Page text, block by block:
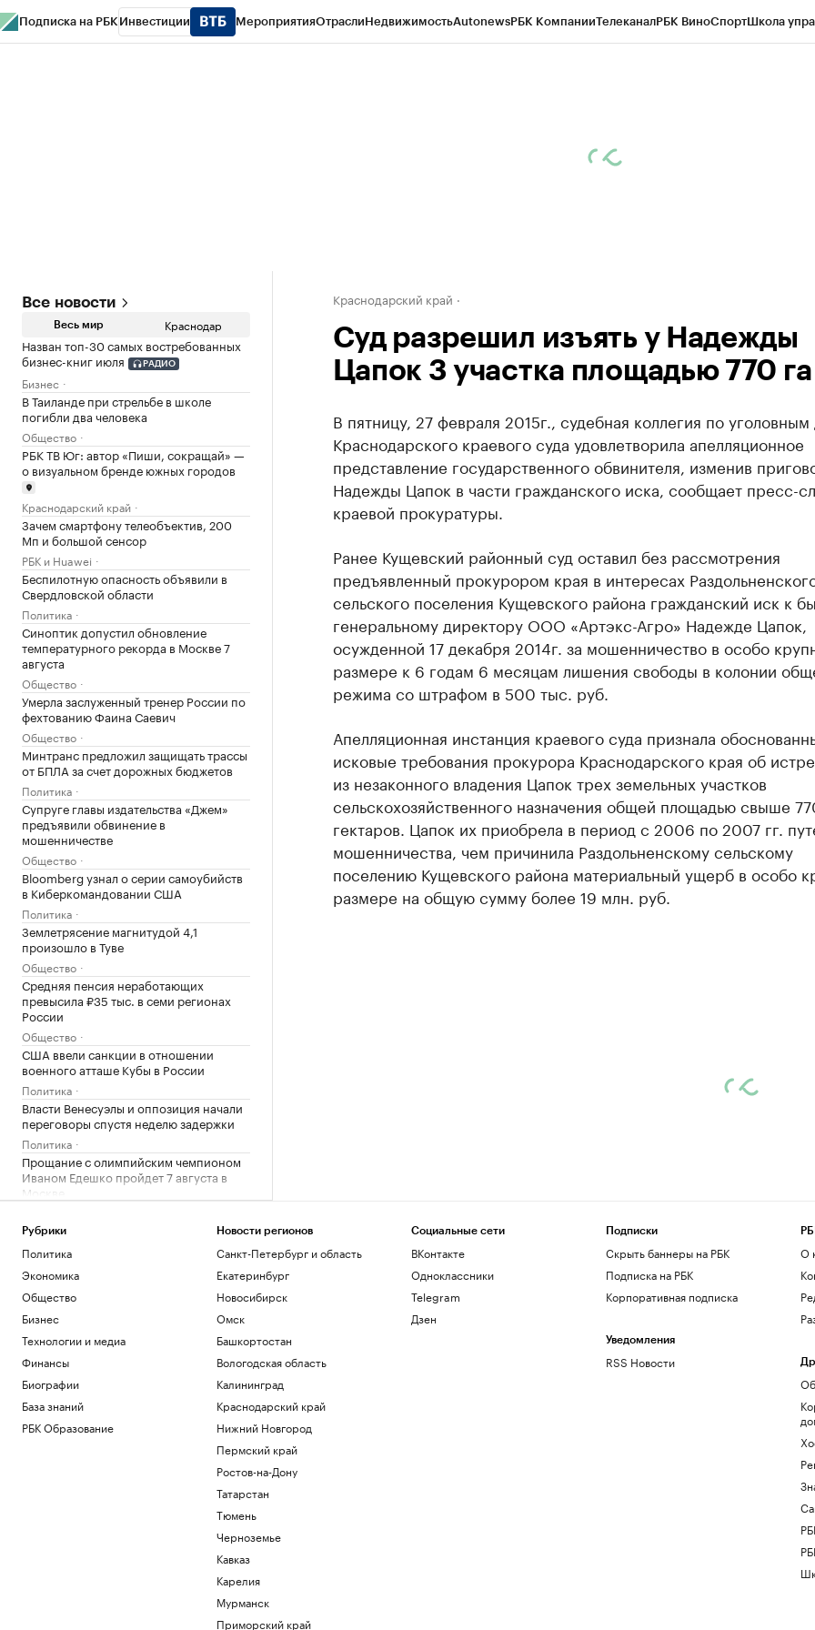
Подписка на РБК Инвестиции МероприятияОтраслиНедвижимостьAutonewsРБК КомпанииТелеканалРБК ВиноСпортШкола
Все новости
Весь мир Краснодар
Назван топ-30 самых востребованных
бизнес-книг июля
РАДИО
Бизнес
В Таиланде при стрельбе в школе
погибли два человека
Общество
РБК ТВ Юг: автор «Пиши, сокращай» —
о визуальном бренде южных городов
Краснодарский край
Зачем смартфону телеобъектив, 200
Мп и большой сенсор
РБК и Huawei
Беспилотную опасность объявили в
Свердловской области
Политика
Синоптик допустил обновление
температурного рекорда в Москве 7
августа
Общество
Умерла заслуженный тренер России по
фехтованию Фаина Саевич
Общество
Минтранс предложил защищать трассы
от БПЛА за счет дорожных бюджетов
Политика
Супруге главы издательства «Джем»
предъявили обвинение в
мошенничестве
Общество
Bloomberg узнал о серии самоубийств
в Киберкомандовании США
Политика
Землетрясение магнитудой 4,1
произошло в Туве
Общество
Средняя пенсия неработающих
превысила ₽35 тыс. в семи регионах
России
Общество
США ввели санкции в отношении
военного атташе Кубы в России
Политика
Власти Венесуэлы и оппозиция начали
переговоры спустя неделю задержки
Политика
Прощание с олимпийским чемпионом
Иваном Едешко пройдет 7 августа в
Москве
В США в аэропорту задержали
мужчину, угрожавшего взорвать бомбу
на рейсе
Общество
Во Внуково предупредили о задержках
рейсов из-за грозы
Общество
В Саудовской Аравии сообщили об 11
пострадавших при атаках хуситов
Политика
В Турции заявили, что Европа
потребовала подтверждать
происхождение газа
Краснодарский край
Суд разрешил изъять у Надежды
Цапок 3 участка площадью 770 га
В пятницу, 27 февраля 2015г., судебная коллегия по
Краснодарского краевого суда удовлетворила апелляционное
представление государственного обвинителя, изменив
Надежды Цапок в части гражданского иска, сообщает пресс-
краевой прокуратуры.
Ранее Кущевский районный суд оставил без рассмотрения
предъявленный прокурором края в интересах
сельского поселения Кущевского района гражданский иск к
генеральному директору ООО «Артэкс-Агро» Надежде Цапок,
осужденной 17 декабря 2014г. за мошенничество в особо
размере к 6 годам 6 месяцам лишения свободы в колонии
режима со штрафом в 500 тыс. руб.
Апелляционная инстанция краевого суда признала
исковые требования прокурора Краснодарского края об
из незаконного владения Цапок трех земельных участков
сельскохозяйственного назначения общей площадью свыше
гектаров. Цапок их приобрела в период с 2006 по 2007 гг.
мошенничества, чем причинила Раздольненскому сельскому
поселению Кущевского района материальный ущерб в особо
размере на общую сумму более 19 млн. руб.
Рубрики
Политика
Экономика
Общество
Бизнес
Технологии и медиа
Финансы
Биографии
База знаний
РБК Образование
Новости регионов
Санкт-Петербург и область
Екатеринбург
Новосибирск
Омск
Башкортостан
Вологодская область
Калининград
Краснодарский край
Нижний Новгород
Пермский край
Ростов-на-Дону
Татарстан
Тюмень
Черноземье
Кавказ
Карелия
Мурманск
Приморский край
Социальные сети
ВКонтакте
Одноклассники
Telegram
Дзен
Подписки
Скрыть баннеры на РБК
Подписка на РБК
Корпоративная подписка
Уведомления
RSS Новости
О